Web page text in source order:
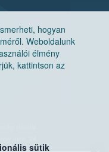
hogyan
Weboldalunk
élmény
kattintson az
sütik
Hivatal
Pf. 30.